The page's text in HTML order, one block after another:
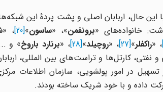
این حال، اربابان اصلی و پشت پردۀ این
خانواده‌های «برونفمن»، «ساسون»
[20] ، «
، «راکفلر»
[27] ، «روچیلد»
[28] ، «برنارد باروخ» و
نفتی، کارتل‌ها و تراست‌های بین المللی،
داده و با خود شریک ساخته بودند.